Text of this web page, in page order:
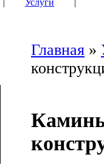
| Услуги |
Главная »